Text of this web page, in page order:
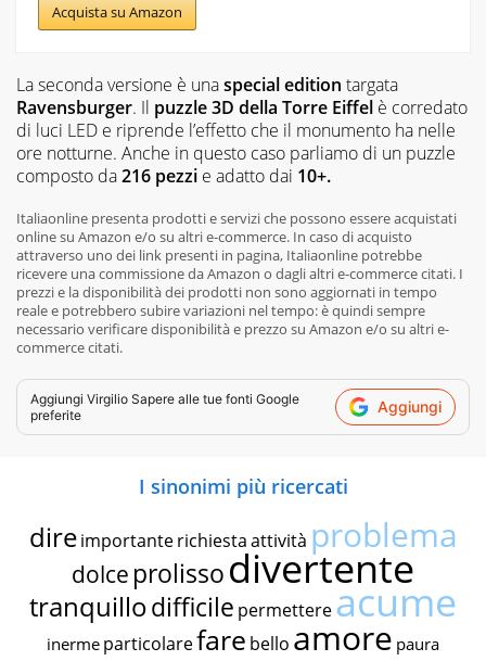
Acquista su Amazon
La seconda versione è unaspecial edition targata
Ravensburger. Il puzzle 3D della Torre Eiffel è corredato
di luci LED e riprende l’effetto che il monumento ha nelle
ore notturne. Anche in questo caso parliamo di un puzzle
composto da216 pezzi e adatto dai 10+.
Italiaonline presenta prodotti e servizi che possono essere acquistati
online su Amazon e/o su altri e-commerce. In caso di acquisto
attraverso uno dei link presenti in pagina, Italiaonline potrebbe
ricevere una commissione da Amazon o dagli altri e-commerce citati. I
prezzi e la disponibilità dei prodotti non sono aggiornati in tempo
reale e potrebbero subire variazioni nel tempo: è quindi sempre
necessario verificare disponibilità e prezzo su Amazon e/o su altri e-
commerce citati.
Aggiungi Virgilio Sapere alle tue fonti Google
preferite
Aggiungi
I sinonimi più ricercati
dire importante richiestaattività problema
dolce prolissodivertente
tranquillodifficile permettereacume
inerme particolarefare bello amore paura